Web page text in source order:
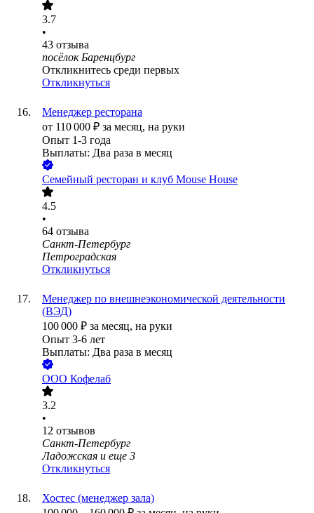
3.7
•
43 отзыва
посёлок Баренцбург
Откликнитесь среди первых
Откликнуться
Менеджер ресторана
от 110 000 ₽ за месяц, на руки
Опыт 1-3 года
Выплаты: Два раза в месяц
Семейный ресторан и клуб Mouse House
4.5
•
64 отзыва
Санкт-Петербург
Петроградская
Откликнуться
Менеджер по внешнеэкономической деятельности
(ВЭД)
100 000 ₽ за месяц, на руки
Опыт 3-6 лет
Выплаты: Два раза в месяц
ООО Кофелаб
3.2
•
12 отзывов
Санкт-Петербург
Ладожская и еще 3
Откликнуться
Хостес (менеджер зала)